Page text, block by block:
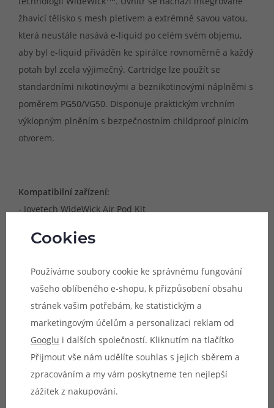
žhavící tělísko s mesh pletivem a extrémně savou vatou,
která neustále nasává e-liquid po celém svém objemu,
aby byl e-liquid přiváděn ke spirálce rovnoměrně a každý
potah byl zcela výjimečný. Cartridge lze použít se
standardními nikotinovými a beznikotinovými náplněmi s
poměrem PG50/VG50. Disponuje praktickým vrchním
výklopným plněním s bezpečnostním childproof plnicím
otvorem.
Kompatibilní zařízení:
- Joyetech WideWick Air Pod Kit
- 1,2Ω (MTL vaping)
Typ spirálky: mesh (technologie WideWick
Obsah balení:
2x cartridge Joyetech WideWick Air Pod (2ml)
Cookies
Používáme soubory cookie ke správnému fungování
vašeho oblíbeného e-shopu, k přizpůsobení obsahu
stránek vašim potřebám, ke statistickým a
marketingovým účelům a personalizaci reklam od
Googlu i dalších společností. Kliknutím na tlačítko
Přijmout vše nám udělíte souhlas s jejich sběrem a
zpracováním a my vám poskytneme ten nejlepší
zážitek z nakupování.